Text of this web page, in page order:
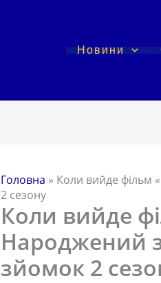
Новини
Головна » Коли вийде фільм
2 сезону
Коли вийде
Народжений
зйомок 2